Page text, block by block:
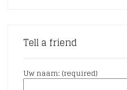
Tell a friend
Uw naam: (required)